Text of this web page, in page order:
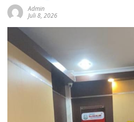
Admin
Juli 8, 2026